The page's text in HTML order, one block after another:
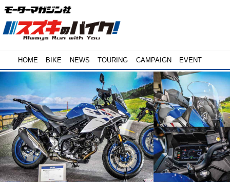
HOME BIKE NEWS TOURING CAMPAIGN EVENT